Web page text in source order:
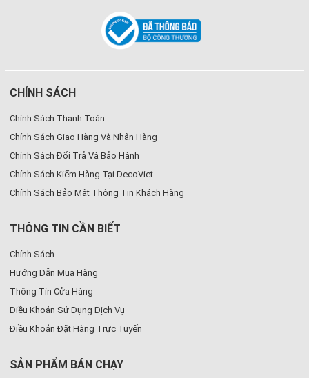
CHÍNH SÁCH
Chính Sách Thanh Toán
Chính Sách Giao Hàng Và Nhận Hàng
Chính Sách Đổi Trả Và Bảo Hành
Chính Sách Kiểm Hàng Tại DecoViet
Chính Sách Bảo Mật Thông Tin Khách Hàng
THÔNG TIN CẦN BIẾT
Chính Sách
Hướng Dẫn Mua Hàng
Thông Tin Cửa Hàng
Điều Khoản Sử Dụng Dịch Vụ
Điều Khoản Đặt Hàng Trực Tuyến
SẢN PHẨM BÁN CHẠY